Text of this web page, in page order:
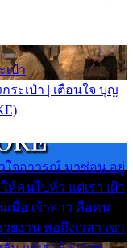
เป๋า
ระเป๋า | เตือนใจ บุญ
ใจอาวรณ์ มาซ่อน อยู่
ห้คนไปทั่ว แต่เรา เฝ้า
เมื่อ เจ้าสาว คือคน
ยงาน พอถึงเวลา เขา